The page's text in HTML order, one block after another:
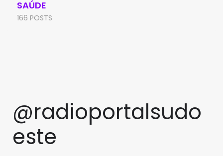
SAÚDE
166 POSTS
@radioportalsudo
este